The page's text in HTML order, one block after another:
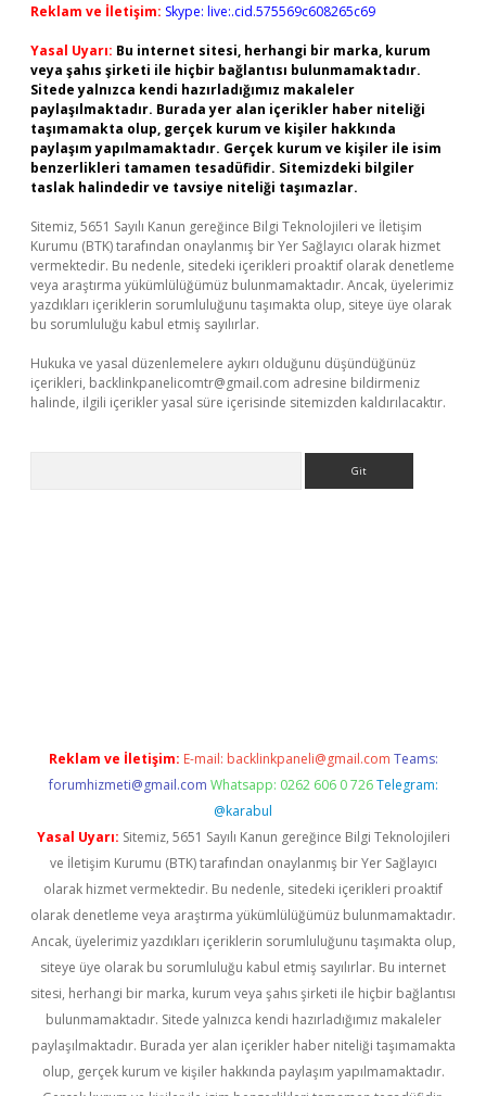
Reklam ve İletişim: Skype: live:.cid.575569c608265c69
Yasal Uyarı: Bu internet sitesi, herhangi bir marka, kurum
veya şahıs şirketi ile hiçbir bağlantısı bulunmamaktadır.
Sitede yalnızca kendi hazırladığımız makaleler
paylaşılmaktadır. Burada yer alan içerikler haber niteliği
taşımamakta olup, gerçek kurum ve kişiler hakkında
paylaşım yapılmamaktadır. Gerçek kurum ve kişiler ile isim
benzerlikleri tamamen tesadüfidir. Sitemizdeki bilgiler
taslak halindedir ve tavsiye niteliği taşımazlar.
Sitemiz, 5651 Sayılı Kanun gereğince Bilgi Teknolojileri ve İletişim
Kurumu (BTK) tarafından onaylanmış bir Yer Sağlayıcı olarak hizmet
vermektedir. Bu nedenle, sitedeki içerikleri proaktif olarak denetleme
veya araştırma yükümlülüğümüz bulunmamaktadır. Ancak, üyelerimiz
yazdıkları içeriklerin sorumluluğunu taşımakta olup, siteye üye olarak
bu sorumluluğu kabul etmiş sayılırlar.
Hukuka ve yasal düzenlemelere aykırı olduğunu düşündüğünüz
içerikleri, backlinkpanelicomtr@gmail.com adresine bildirmeniz
halinde, ilgili içerikler yasal süre içerisinde sitemizden kaldırılacaktır.
Reklam ve İletişim: E-mail: backlinkpaneli@gmail.com Teams:
forumhizmeti@gmail.com Whatsapp: 0262 606 0 726 Telegram:
@karabul
Yasal Uyarı: Sitemiz, 5651 Sayılı Kanun gereğince Bilgi Teknolojileri
ve İletişim Kurumu (BTK) tarafından onaylanmış bir Yer Sağlayıcı
olarak hizmet vermektedir. Bu nedenle, sitedeki içerikleri proaktif
olarak denetleme veya araştırma yükümlülüğümüz bulunmamaktadır.
Ancak, üyelerimiz yazdıkları içeriklerin sorumluluğunu taşımakta olup,
siteye üye olarak bu sorumluluğu kabul etmiş sayılırlar. Bu internet
sitesi, herhangi bir marka, kurum veya şahıs şirketi ile hiçbir bağlantısı
bulunmamaktadır. Sitede yalnızca kendi hazırladığımız makaleler
paylaşılmaktadır. Burada yer alan içerikler haber niteliği taşımamakta
olup, gerçek kurum ve kişiler hakkında paylaşım yapılmamaktadır.